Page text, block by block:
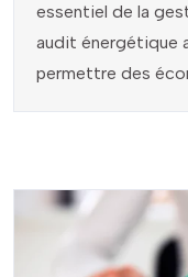
essentiel de la
audit énergétique
permettre des